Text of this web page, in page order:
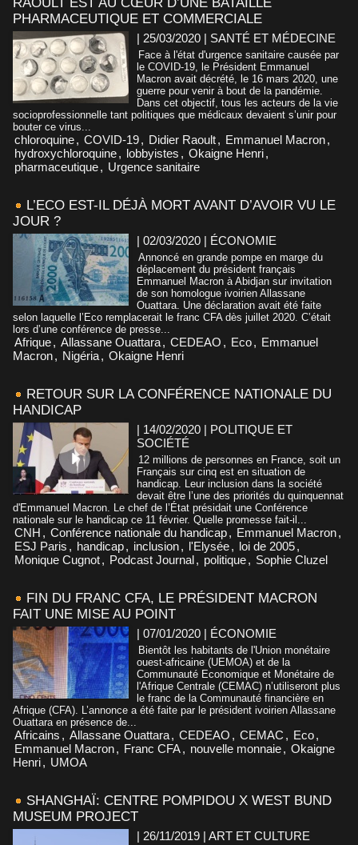
PHARMACEUTIQUE ET COMMERCIALE
| 25/03/2020 | SANTÉ ET MÉDECINE
Face à l'état d'urgence sanitaire causée par
le COVID-19, le Président Emmanuel
Macron avait décrété, le 16 mars 2020, une
guerre pour venir à bout de la pandémie.
Dans cet objectif, tous les acteurs de la vie
socioprofessionnelle tant politiques que médicaux devaient s’unir pour
bouter ce virus...
chloroquine, COVID-19, Didier Raoult, Emmanuel Macron,
hydroxychloroquine, lobbyistes , Okaigne Henri,
pharmaceutique, Urgence sanitaire
L’ECO EST-IL DÉJÀ MORT AVANT D’AVOIR VU LE
JOUR ?
| 02/03/2020 | ÉCONOMIE
Annoncé en grande pompe en marge du
déplacement du président français
Emmanuel Macron à Abidjan sur invitation
de son homologue ivoirien Allassane
Ouattara. Une déclaration avait été faite
selon laquelle l’Eco remplacerait le franc CFA dès juillet 2020. C’était
lors d’une conférence de presse...
Afrique, Allassane Ouattara, CEDEAO , Eco, Emmanuel
Macron, Nigéria, Okaigne Henri
RETOUR SUR LA CONFÉRENCE NATIONALE DU
HANDICAP
| 14/02/2020 | POLITIQUE ET
SOCIÉTÉ
12 millions de personnes en France, soit un
Français sur cinq est en situation de
handicap. Leur inclusion dans la société
devait être l’une des priorités du quinquennat
d'Emmanuel Macron. Le chef de l’État présidait une Conférence
nationale sur le handicap ce 11 février. Quelle promesse fait-il...
CNH , Conférence nationale du handicap, Emmanuel Macron,
ESJ Paris , handicap, inclusion, l'Elysée, loi de 2005,
Monique Cugnot, Podcast Journal, politique, Sophie Cluzel
FIN DU FRANC CFA, LE PRÉSIDENT MACRON
FAIT UNE MISE AU POINT
| 07/01/2020 | ÉCONOMIE
Bientôt les habitants de l'Union monétaire
ouest-africaine (UEMOA) et de la
Communauté Economique et Monétaire de
l'Afrique Centrale (CEMAC) n’utiliseront plus
le franc de la Communauté financière en
Afrique (CFA). L’annonce a été faite par le président ivoirien Allassane
Ouattara en présence de...
Africains , Allassane Ouattara, CEDEAO , CEMAC , Eco,
Emmanuel Macron, Franc CFA, nouvelle monnaie, Okaigne
Henri, UMOA
SHANGHAÏ: CENTRE POMPIDOU X WEST BUND
MUSEUM PROJECT
| 26/11/2019 | ART ET CULTURE